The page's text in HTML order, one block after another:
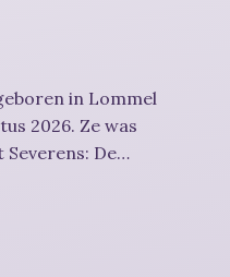
in Lommel
2026. Ze was